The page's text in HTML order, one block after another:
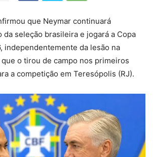
que Neymar continuará
da seleção brasileira e jogará a Copa
independentemente da lesão na
o tirou de campo nos primeiros
a competição em Teresópolis (RJ).